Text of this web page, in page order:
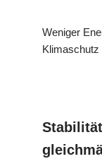
Weniger
Klimaschutz